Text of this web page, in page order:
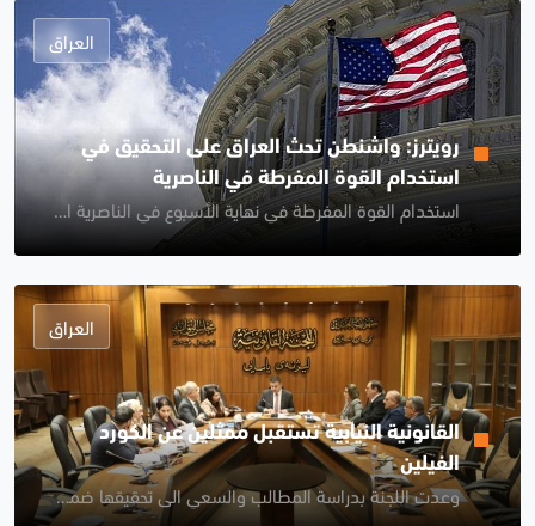
العراق
رويترز: واشنطن تحث العراق على التحقيق في
استخدام القوة المفرطة في الناصرية
استخدام القوة المفرطة في نهاية الأسبوع في الناصرية امر مرفوض
العراق
القانونية النيابية تستقبل ممثلين عن الكورد
الفيلين
وعدت اللجنة بدراسة المطالب والسعي الى تحقيقها ضمن الاطر القانونية